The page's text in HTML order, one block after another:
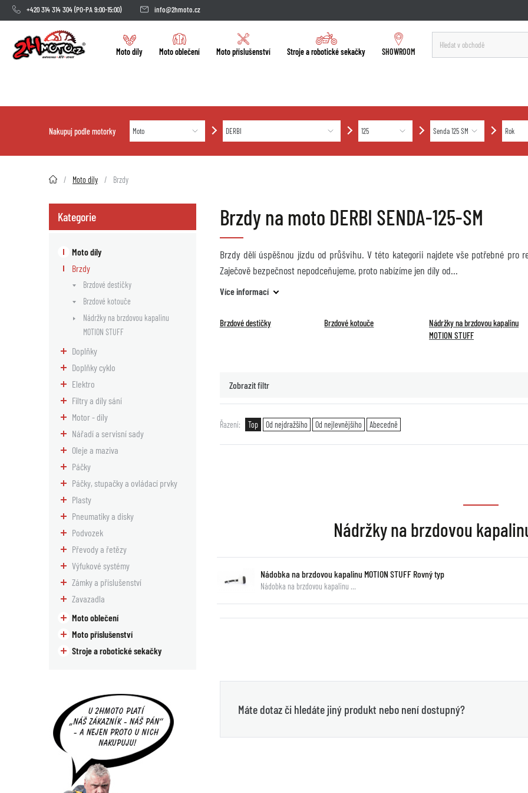
+420 314 314 304(PO-PA 9:00-15:00) info@2hmoto.cz
Moto díly Moto oblečení Moto příslušenství Stroje a robotické sekačky SHOWROOM
Nakupuj podle motorky
2HMOTO.cz Moto díly Brzdy
Kategorie
Moto díly
Brzdy
Brzdové destičky
Brzdové kotouče
Nádržky na brzdovou kapalinu
MOTION STUFF
Doplňky
Doplňky cyklo
Elektro
Filtry a díly sání
Motor - díly
Nářadí a servisní sady
Oleje a maziva
Páčky
Páčky, stupačky a ovládací prvky
Plasty
Pneumatiky a disky
Podvozek
Převody a řetězy
Výfukové systémy
Zámky a příslušenství
Zavazadla
Moto oblečení
Moto příslušenství
Stroje a robotické sekačky
Brzdy na moto DERBI SENDA-125-SM
Brzdy dělí úspěšnou jízdu od průšvihu. V této kategorii najdete vše potřebné pro
Zaječově bezpečnost nepodceňujeme, proto nabízíme jen díly od
Více informací
Brzdové destičky Brzdové kotouče
Nádržky na brzdovou kapalinu
MOTION STUFF
Zobrazit filtr
Řazení Top Od nejdražšího Od nejlevnějšího Abecedně
Nádržky na brzdovou kapalinu
Nádobka na brzdovou kapalinu MOTION STUFF Rovný typ
Nádobka na brzdovou kapalinu …
Máte dotaz či hledáte jiný produkt nebo není dostupný?